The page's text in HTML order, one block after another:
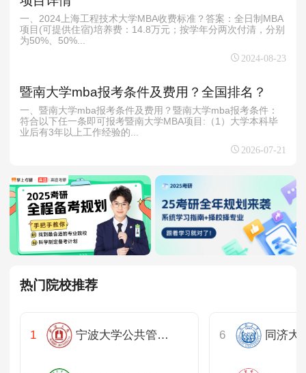
一、2024上海工程技术大学MBA收费标准？答案：全日制MBA
项目(可提供住宿)培养费：14.8万元；按学年分两次付清，分别
为50%、50%...
2024-08-23
暨南大学mba报考条件及费用？全国排名？
一、暨南大学mba报考条件及费用？暨南大学mba报考条件：
符合以下任一条即可报考暨南大学MBA项目:（1）大学本科毕
业后有3年以上工作经验的...
2026-07-21
热门院校推荐
宁波大学公共管理硕士教育中心